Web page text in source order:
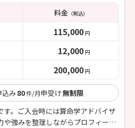
料金（税込）
115,000 円
12,000 円
200,000 円
込み80件/月申受け無制限
す。ご入会時には算命学アドバイザ
や強みを整理しながらプロフィール